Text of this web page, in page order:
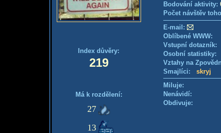
Index důvěry:
219
Má k rozdělení:
27
13
Bodování aktivity:
Počet návštěv
E-mail:
Oblíbené WWW:
Vstupní
Osobní
Vztahy na
Smajlíci: skryj
Miluje:
Nenávidí:
Obdivuje: